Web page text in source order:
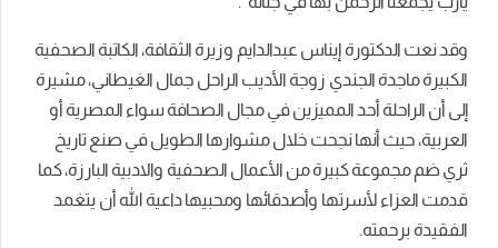
وقد نعت الدكتورة إيناس عبدالدايم وزيرة الثقافة، الكاتبة الصحفية
الكبيرة ماجدة الجندي زوجة الأديب الراحل جمال الغيطاني، مشيرة
إلى أن الراحلة أحد المميزين في مجال الصحافة سواء المصرية أو
العربية، حيث أنها نجحت خلال مشوارها الطويل في صنع تاريخ
ثري ضم مجموعة كبيرة من الأعمال الصحفية والادبية البارزة، كما
قدمت العزاء لأسرتها وأصدقائها ومحبيها داعية الله أن يتغمد
الفقيدة برحمته.